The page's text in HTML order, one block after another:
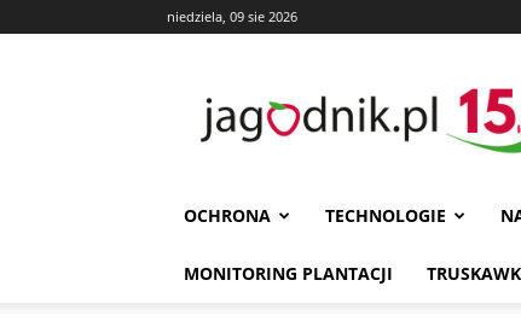
niedziela, 09 sie 2026
OCHRONA TECHNOLOGIE
MONITORING PLANTACJI